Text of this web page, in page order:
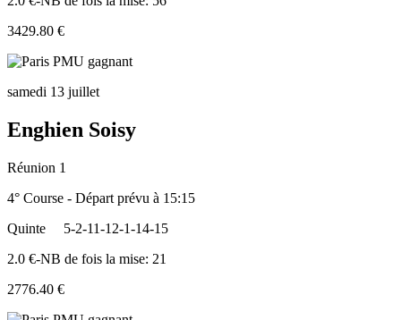
3429.80 €
samedi 13 juillet
Enghien Soisy
Réunion 1
4° Course - Départ prévu à 15:15
Quinte
5-2-11-12-1-14-15
2.0 €-NB de fois la mise: 21
2776.40 €